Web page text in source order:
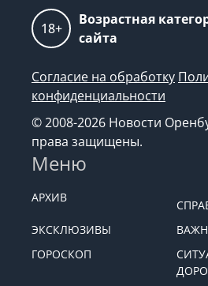
18+
Возрастная
сайта
Согласие на обработку
конфиденциальности
© 2008-2026 Новости
права защищены.
Меню
АРХИВ
ЭКСКЛЮЗИВЫ
ГОРОСКОП